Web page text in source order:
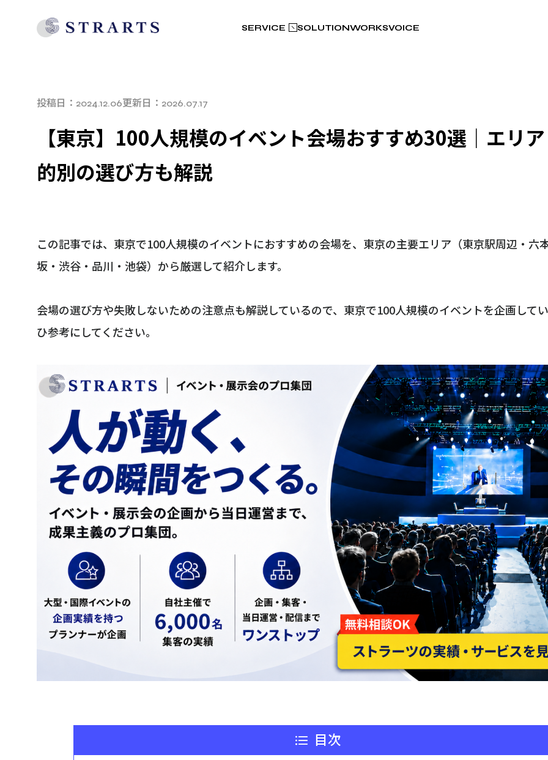
SERVICE SOLUTIONWORKSVOICE
投稿日： 2024.12.06更新日： 2026.07.17
【東京】100人規模のイベント会場おすすめ30選｜エリ
的別の選び方も解説
この記事では、東京で100人規模のイベントにおすすめの会場を、東京の主要エリア（東京駅周辺・六
坂・渋谷・品川・池袋）から厳選して紹介します。
会場の選び方や失敗しないための注意点も解説しているので、東京で100人規模のイベントを企画して
ひ参考にしてください。
目次